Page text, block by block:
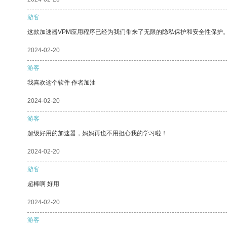
游客
这款加速器VPM应用程序已经为我们带来了无限的隐私保护和安全性保护
2024-02-20
游客
我喜欢这个软件 作者加油
2024-02-20
游客
超级好用的加速器，妈妈再也不用担心我的学习啦！
2024-02-20
游客
超棒啊 好用
2024-02-20
游客